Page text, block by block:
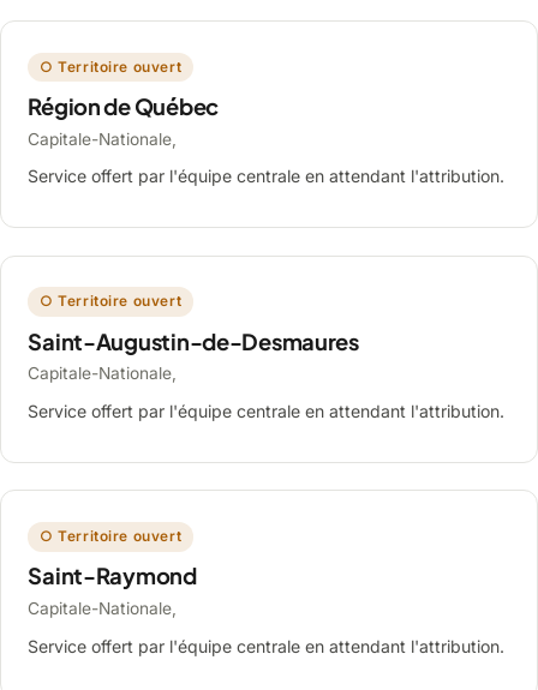
○ Territoire ouvert
Région de Québec
Capitale-Nationale,
Service offert par l'équipe centrale en attendant l'attribution.
○ Territoire ouvert
Saint-Augustin-de-Desmaures
Capitale-Nationale,
Service offert par l'équipe centrale en attendant l'attribution.
○ Territoire ouvert
Saint-Raymond
Capitale-Nationale,
Service offert par l'équipe centrale en attendant l'attribution.